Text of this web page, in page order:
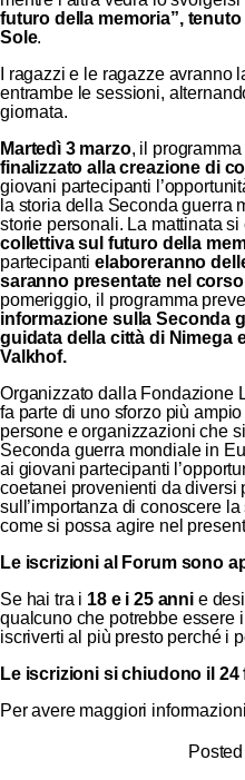
futuro della memoria”,
Sole.
I ragazzi e le ragazze
entrambe le sessioni,
giornata.
Martedì 3 marzo, il
finalizzato alla creazione di
giovani partecipanti
la storia della Seconda guerra
storie personali. La mattinata
collettiva sul futuro della
partecipantielaboreranno
saranno presentate nel
pomeriggio, il programma
informazione sulla Seconda
guidata della città di Nimega
Valkhof.
Organizzato dalla Fondazione
fa parte di uno sforzo più
persone e organizzazioni che
Seconda guerra mondiale in
ai giovani partecipanti
coetanei provenienti da diversi
sull’importanza di conoscere
come si possa agire nel
Le iscrizioni al Forum sono
Se hai tra i 18 e i 25 anni e
qualcuno che potrebbe essere
iscriverti al più presto perché i
Le iscrizioni si chiudono il 24
Per avere maggiori